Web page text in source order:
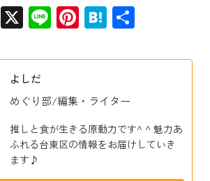
Facebook
X LinePinterest
Hatena
よしだ
めぐり部/編集・ライター
推しと食が生きる原動力です^ ^ 魅力あ
ふれる台東区の情報をお届けしていき
ます♪